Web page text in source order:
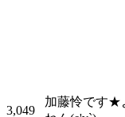
3,049
加藤怜です★